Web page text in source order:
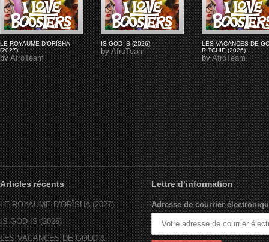
LE ROYAUME D'ORÏSHA
(2027)
byAfroTeam
IS GOD IS (2026)
byAfroTeam
LES VACANCES DE
RITCHIE (2026)
byAfroTeam
Articles récents
LE ROYAUME D’ORÏSHA (2027)
IS GOD IS (2026)
LES VACANCES DE GOLO &
Lettre d’information
Adresse de courrier